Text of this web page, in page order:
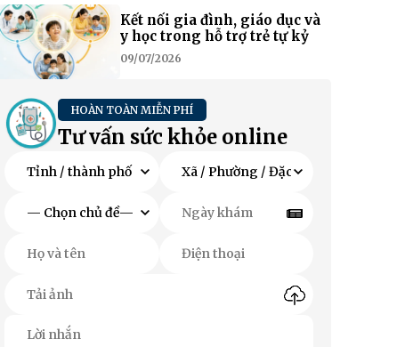
Kết nối gia đình, giáo dục và
y học trong hỗ trợ trẻ tự kỷ
09/07/2026
HOÀN TOÀN MIỄN PHÍ
Tư vấn sức khỏe online